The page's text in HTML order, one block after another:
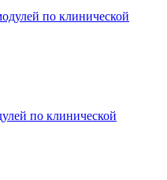
по клинической